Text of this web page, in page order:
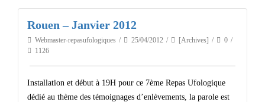
Rouen – Janvier 2012
Webmaster-repasufologiques 25/04/2012 [Archives]
0
1126
Installation et début à 19H pour ce 7ème Repas Ufologique
dédié au thème des témoignages d’enlèvements, la parole est